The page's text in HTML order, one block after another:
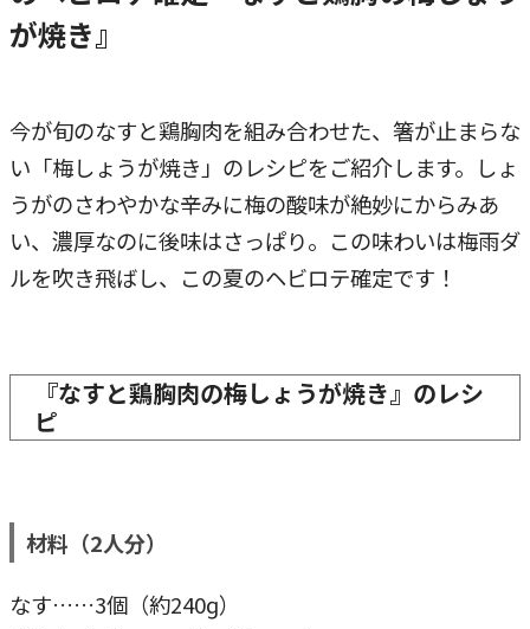
が焼き』
今が旬のなすと鶏胸肉を組み合わせた、箸が止まらな
い「梅しょうが焼き」のレシピをご紹介します。しょ
うがのさわやかな辛みに梅の酸味が絶妙にからみあ
い、濃厚なのに後味はさっぱり。この味わいは梅雨ダ
ルを吹き飛ばし、この夏のヘビロテ確定です！
『なすと鶏胸肉の梅しょうが焼き』のレシ
ピ
材料（2人分）
なす……3個（約240ɡ）